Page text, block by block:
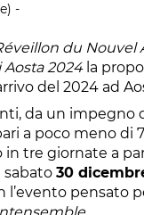
-
du Nouvel
2024la
del 2024 ad
da un impegno
a poco meno di
in tre giornate a
30
l’evento pensato